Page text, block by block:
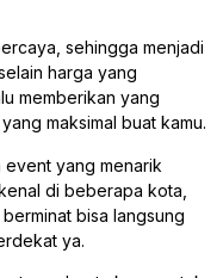
sehingga menjadi
harga yang
memberikan yang
maksimal buat kamu.
event yang menarik
di beberapa kota,
bisa langsung
ya.